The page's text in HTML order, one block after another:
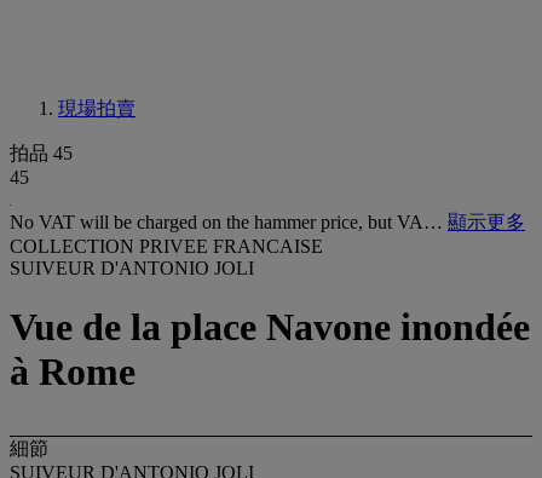
現場拍賣
拍品 45
45
No VAT will be charged on the hammer price, but VA… 顯示更多
COLLECTION PRIVEE FRANCAISE
SUIVEUR D'ANTONIO JOLI
Vue de la place Navone inondée
à Rome
細節
SUIVEUR D'ANTONIO JOLI